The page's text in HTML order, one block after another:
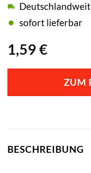
1,59 €
sofort lieferbar
ZUM
BESCHREIBUNG